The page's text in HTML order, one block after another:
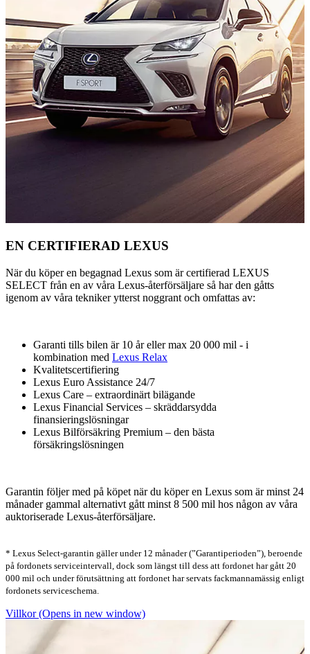
EN CERTIFIERAD LEXUS
När du köper en begagnad Lexus som är certifierad LEXUS
SELECT från en av våra Lexus-återförsäljare så har den gåtts
igenom av våra tekniker ytterst noggrant och omfattas av:
Garanti tills bilen är 10 år eller max 20 000 mil - i
kombination med Lexus Relax
Kvalitetscertifiering
Lexus Euro Assistance 24/7
Lexus Care – extraordinärt bilägande
Lexus Financial Services – skräddarsydda
finansieringslösningar
Lexus Bilförsäkring Premium – den bästa
försäkringslösningen
Garantin följer med på köpet när du köper en Lexus som är minst 24
månader gammal alternativt gått minst 8 500 mil hos någon av våra
auktoriserade Lexus-återförsäljare.
* Lexus Select-garantin gäller under 12 månader (”Garantiperioden”), beroende
på fordonets serviceintervall, dock som längst till dess att fordonet har gått 20
000 mil och under förutsättning att fordonet har servats fackmannamässig enligt
fordonets serviceschema.
Villkor(Opens in new window)